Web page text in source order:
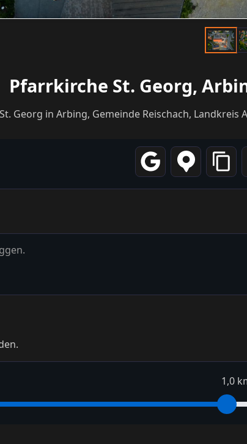
Pfarrkirche St. Georg,
Georg in Arbing, Gemeinde Reischach,
1,0